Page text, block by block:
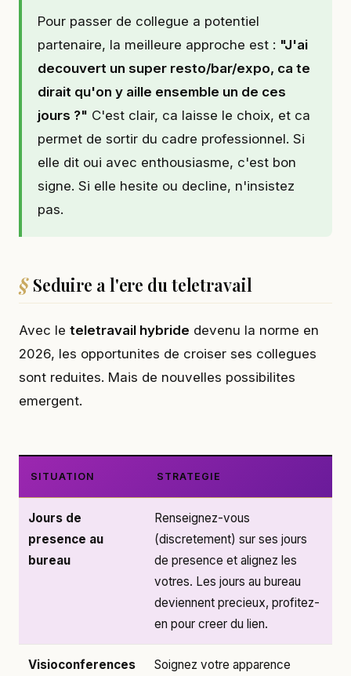
Pour passer de collegue a potentiel
partenaire, la meilleure approche est : "J'ai
decouvert un super resto/bar/expo, ca te
dirait qu'on y aille ensemble un de ces
jours ?" C'est clair, ca laisse le choix, et ca
permet de sortir du cadre professionnel. Si
elle dit oui avec enthousiasme, c'est bon
signe. Si elle hesite ou decline, n'insistez
pas.
Seduire a l'ere du teletravail
Avec le teletravail hybride devenu la norme en
2026, les opportunites de croiser ses collegues
sont reduites. Mais de nouvelles possibilites
emergent.
SITUATION STRATEGIE
Jours de
presence au
bureau
Renseignez-vous
(discretement) sur ses jours
de presence et alignez les
votres. Les jours au bureau
deviennent precieux, profitez-
en pour creer du lien.
Visioconferences Soignez votre apparence